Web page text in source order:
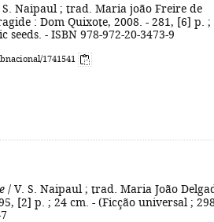
S. Naipaul ; trad. Maria joão Freire de
: Dom Quixote, 2008. - 281, [6] p. ;
- ISBN 978-972-20-3473-9
1741541
/ V. S. Naipaul ; trad. Maria João
[2] p. ; 24 cm. - (Ficção universal ;